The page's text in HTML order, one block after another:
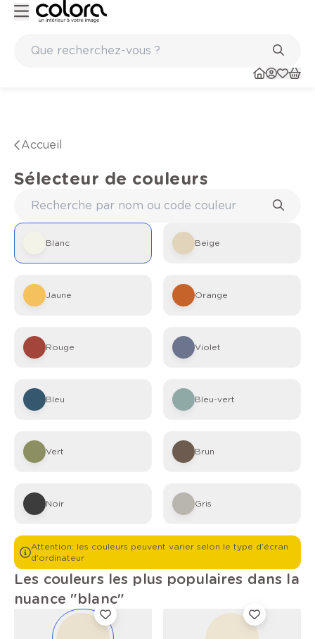
Accueil
Sélecteur de couleurs
Blanc Beige
Jaune Orange
Rouge Violet
Bleu Bleu-vert
Vert Brun
Noir Gris
Attention: les couleurs peuvent varier selon le type d'écran
d'ordinateur
Les couleurs les plus populaires dans la
nuance "blanc"